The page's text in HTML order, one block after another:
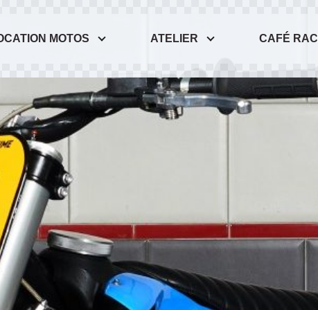
MOTOS ATELIER CAFÉ